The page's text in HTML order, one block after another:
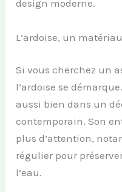
design moderne.
L’ardoise, un
Si vous cherchez un
l’ardoise se
aussi bien dans un
contemporain. Son
plus d’attention,
régulier pour
l’eau.